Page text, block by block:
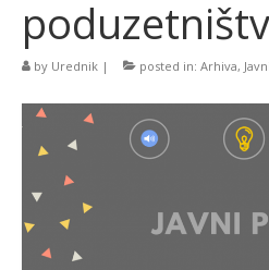
by Urednik | posted in: Arhiva,